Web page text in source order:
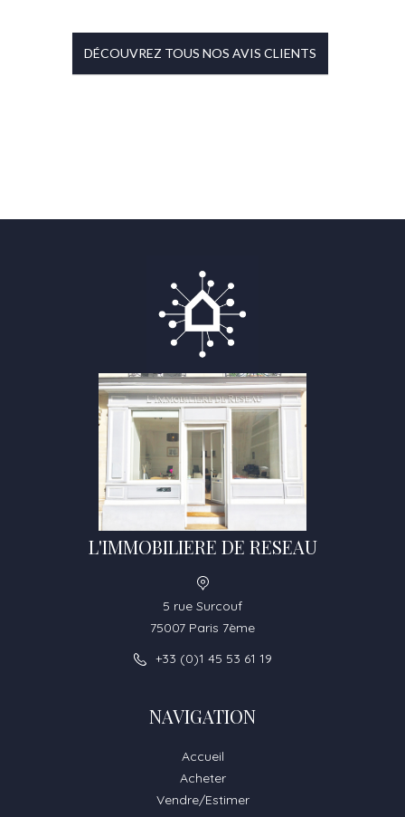
DÉCOUVREZ TOUS NOS AVIS CLIENTS
L'IMMOBILIERE DE RESEAU
5 rue Surcouf
75007 Paris 7ème
+33 (0)1 45 53 61 19
NAVIGATION
Accueil
Acheter
Vendre/Estimer